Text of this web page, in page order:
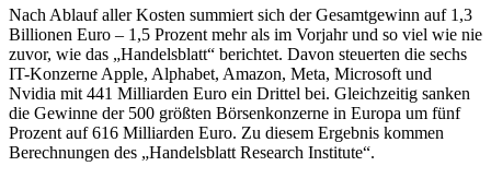
Nach Ablauf aller Kosten summiert sich der Gesamtgewinn auf 1,3
Billionen Euro – 1,5 Prozent mehr als im Vorjahr und so viel wie nie
zuvor, wie das „Handelsblatt“ berichtet. Davon steuerten die sechs
IT-Konzerne Apple, Alphabet, Amazon, Meta, Microsoft und
Nvidia mit 441 Milliarden Euro ein Drittel bei. Gleichzeitig sanken
die Gewinne der 500 größten Börsenkonzerne in Europa um fünf
Prozent auf 616 Milliarden Euro. Zu diesem Ergebnis kommen
Berechnungen des „Handelsblatt Research Institute“.